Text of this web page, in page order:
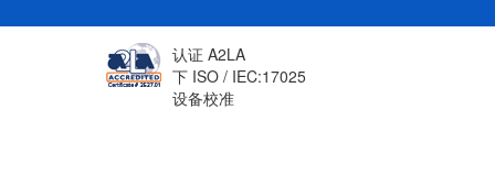
认证 A2LA
下 ISO / IEC:17025
设备校准